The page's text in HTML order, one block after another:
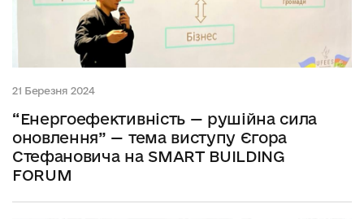
21 Березня 2024
“Енергоефективність — рушійна сила
оновлення” — тема виступу Єгора
Стефановича на SMART BUILDING
FORUM